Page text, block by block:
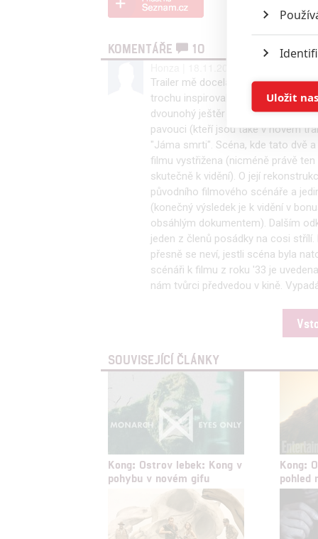
KOMENTÁŘE
10
Trailer mě docela překvapil.
trochu inspirovali u původního filmu
dvounohý ještěr , který je nyní v
pavouci (kteří jsou také v novém
"Jáma smrti". Scéna, kde tato dvě
filmu vystřižena (nicméně právě
skutečně k vidění). O její
původního filmového scénáře a
(konečný výsledek je k vidění v
obsáhlým dokumentem). Dalším
jeden z členů posádky na cosi
přesně se neví, jestli scéna byla
scénáři k filmu z roku '33 je
nám tvůrci předvedou v kině.
SOUVISEJÍCÍ ČLÁNKY
Kong: Ostrov lebek: Kong v
pohybu v novém gifu
Kong:
pohled
služeb
Udělením
možnost:
Poskytování
Uložit